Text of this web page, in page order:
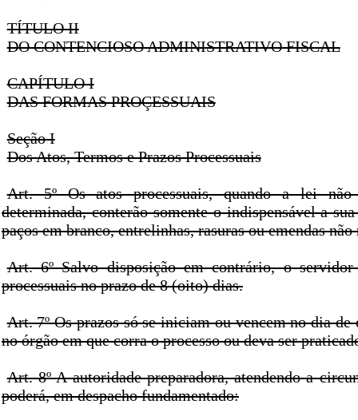
TÍTULO II
DO CONTENCIOSO ADMINISTRATIVO FISCAL
CAPÍTULO I
DAS FORMAS PROÇESSUAIS
Seção I
Dos Atos, Termos e Prazos Processuais
Art. 5º Os atos processuais, quando a lei não
determinada, conterão somente o indispensável a
paços em branco, entrelinhas, rasuras ou emendas não
Art. 6º Salvo disposição em contrário, o servidor
processuais no prazo de 8 (oito) dias.
Art. 7º Os prazos só se iniciam ou vencem no dia de
no órgão em que corra o processo ou deva ser
Art. 8º A autoridade preparadora, atendendo a
poderá, em despacho fundamentado: